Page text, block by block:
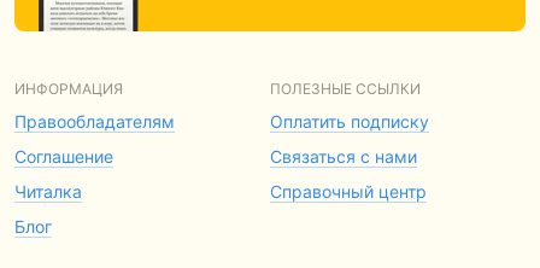
ИНФОРМАЦИЯ
Правообладателям
Соглашение
Читалка
Блог
ПОЛЕЗНЫЕ ССЫЛКИ
Оплатить подписку
Связаться с нами
Справочный центр